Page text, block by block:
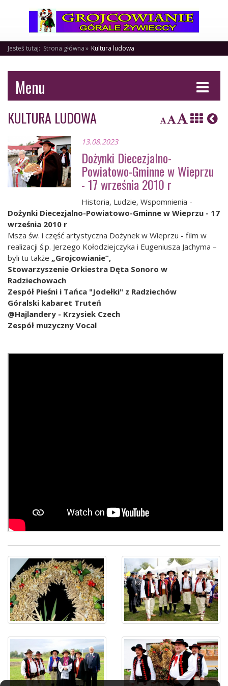
Jesteś tutaj: Strona główna Kultura ludowa
Menu
KULTURA LUDOWA
13.08.2023
Dożynki Diecezjalno-
Powiatowo-Gminne w Wieprzu
- 17 września 2010 r
Historia, Ludzie, Wspomnienia -
Dożynki Diecezjalno-Powiatowo-Gminne w Wieprzu - 17
września 2010 r
Msza św. i część artystyczna Dożynek w Wieprzu - film w
realizacji ś.p. Jerzego Kołodziejczyka i Eugeniusza Jachyma –
byli tu także „Grojcowianie”,
Stowarzyszenie Orkiestra Dęta Sonoro w
Radziechowach
Zespół Pieśni i Tańca "Jodełki" z Radziechów
Góralski kabaret Truteń
@Hajlandery - Krzysiek Czech
Zespół muzyczny Vocal